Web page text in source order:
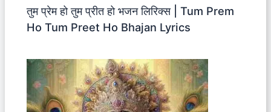
तुम प्रेम हो तुम प्रीत हो भजन लिरिक्स | Tum Prem
Ho Tum Preet Ho Bhajan Lyrics